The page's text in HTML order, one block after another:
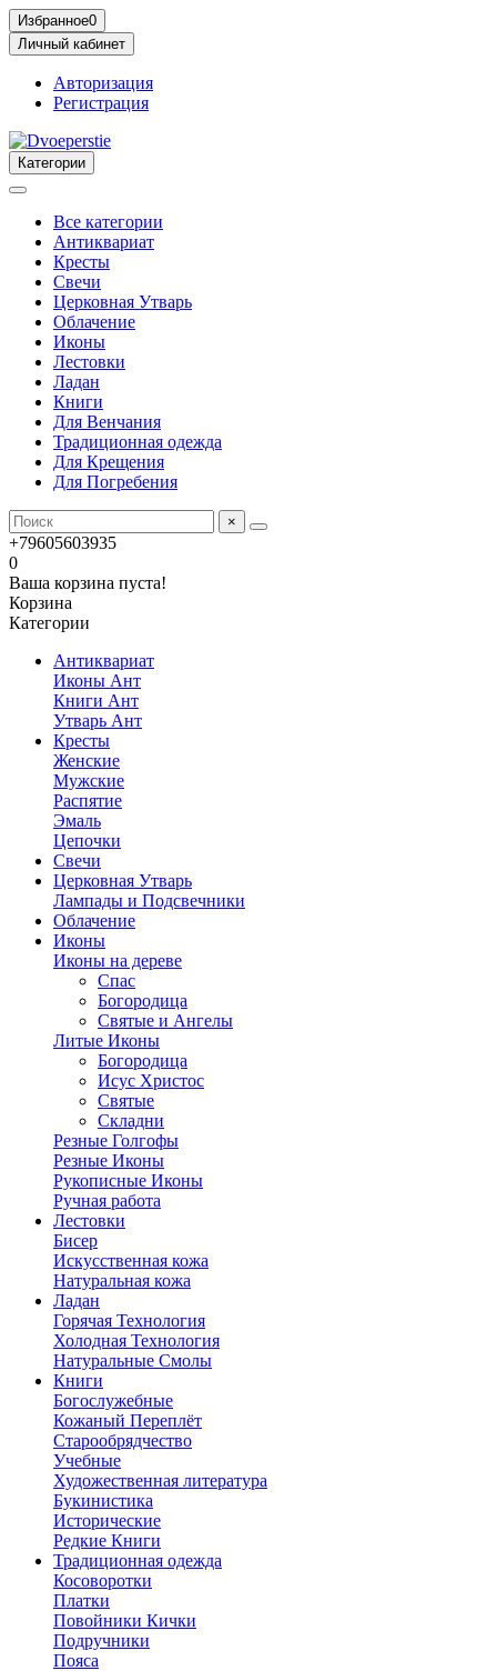
Избранное0
Личный кабинет
Авторизация
Регистрация
Категории
Все категории
Антиквариат
Кресты
Свечи
Церковная Утварь
Облачение
Иконы
Лестовки
Ладан
Книги
Для Венчания
Традиционная одежда
Для Крещения
Для Погребения
×
+79605603935
0
Ваша корзина пуста!
Корзина
Категории
Антиквариат
Иконы Ант
Книги Ант
Утварь Ант
Кресты
Женские
Мужские
Распятие
Эмаль
Цепочки
Свечи
Церковная Утварь
Лампады и Подсвечники
Облачение
Иконы
Иконы на дереве
Спас
Богородица
Святые и Ангелы
Литые Иконы
Богородица
Исус Христос
Святые
Складни
Резные Голгофы
Резные Иконы
Рукописные Иконы
Ручная работа
Лестовки
Бисер
Искусственная кожа
Натуральная кожа
Ладан
Горячая Технология
Холодная Технология
Натуральные Смолы
Книги
Богослужебные
Кожаный Переплёт
Старообрядчество
Учебные
Художественная литература
Букинистика
Исторические
Редкие Книги
Традиционная одежда
Косоворотки
Платки
Повойники Кички
Подручники
Пояса